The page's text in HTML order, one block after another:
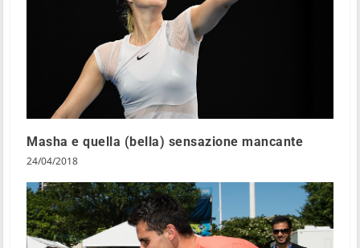
Masha e quella (bella) sensazione mancante
24/04/2018